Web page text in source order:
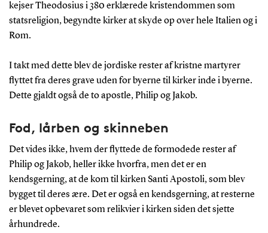
kejser Theodosius i 380 erklærede kristendommen som
statsreligion, begyndte kirker at skyde op over hele Italien og i
Rom.
I takt med dette blev de jordiske rester af kristne martyrer
flyttet fra deres grave uden for byerne til kirker inde i byerne.
Dette gjaldt også de to apostle, Philip og Jakob.
Fod, lårben og skinneben
Det vides ikke, hvem der flyttede de formodede rester af
Philip og Jakob, heller ikke hvorfra, men det er en
kendsgerning, at de kom til kirken Santi Apostoli, som blev
bygget til deres ære. Det er også en kendsgerning, at resterne
er blevet opbevaret som relikvier i kirken siden det sjette
århundrede.